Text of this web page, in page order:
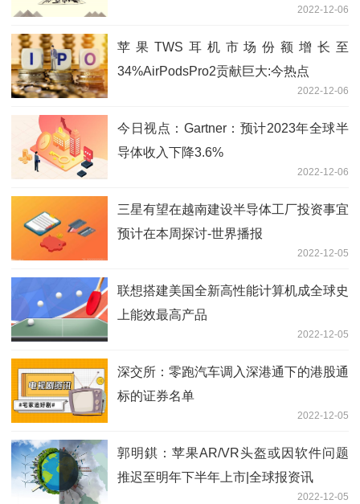
2022-12-06
苹果TWS耳机市场份额增长至
34%AirPodsPro2贡献巨大:今热点
2022-12-06
今日视点：Gartner：预计2023年全球半
导体收入下降3.6%
2022-12-06
三星有望在越南建设半导体工厂投资事宜
预计在本周探讨-世界播报
2022-12-05
联想搭建美国全新高性能计算机成全球史
上能效最高产品
2022-12-05
深交所：零跑汽车调入深港通下的港股通
标的证券名单
2022-12-05
郭明錤：苹果AR/VR头盔或因软件问题
推迟至明年下半年上市|全球报资讯
2022-12-05